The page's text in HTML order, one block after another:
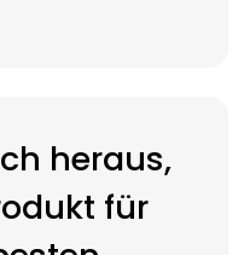
heraus,
für